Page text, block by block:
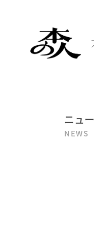
ニュ
NEWS